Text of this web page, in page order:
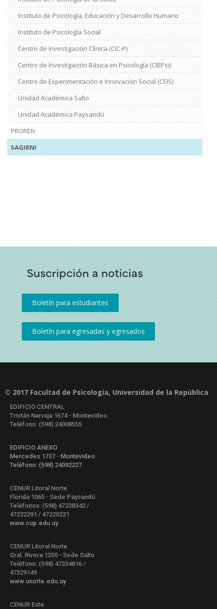
Instituto de Psicología, Educación y Desarrollo Humano
Instituto de Psicología Social
Centro de Investigación Clínica (CIC-P)
Centro de Investigación Básica en Psicología (CIBPsi)
Centro de Experimentación e Innovación Social (CEIS)
Unidad Académica Salto
Unidad Académica Paysandú
PROREN
SAGIRNI
Suscripción a noticias
© 2017 Facultad de Psicología, Universidad de la República
EDIFICIO CENTRAL
Tristán Narvaja 1674 - Montevideo
Teléfono: (598) 24008555
EDIFICIO ANEXO
Mercedes 1737 - Montevideo
Teléfono: (598) 24092227
CENUR Litoral Norte
Florida 1065 - Sede Paysandú
Teléfonos: (598) 47238342 /
47222291 / 47220221
www.cup.edu.uy
CENUR Litoral Norte
Gral. Rivera 1350 - Sede Salto
Teléfono: (598) 47334816 /
47329149
www.unorte.edu.uy
CENUR Este